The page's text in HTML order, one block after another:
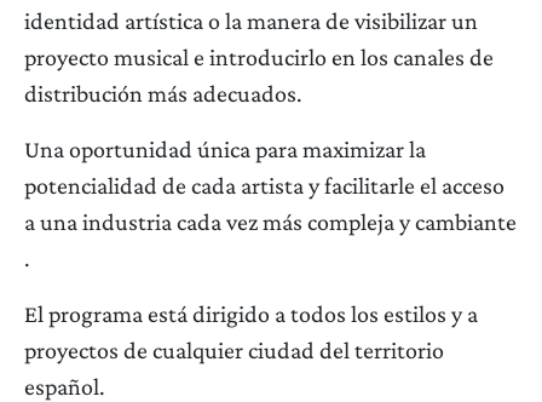
identidad artística o la manera de visibilizar un
proyecto musical e introducirlo en los canales de
distribución más adecuados.
Una oportunidad única para maximizar la
potencialidad de cada artista y facilitarle el acceso
a una industria cada vez más compleja y cambiante
.
El programa está dirigido a todos los estilos y a
proyectos de cualquier ciudad del territorio
español.